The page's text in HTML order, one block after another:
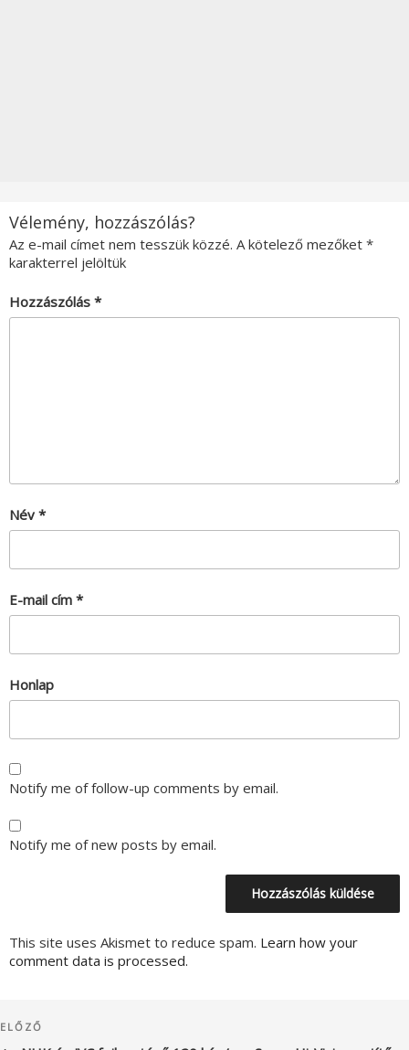
Vélemény, hozzászólás?
Az e-mail címet nem tesszük közzé. A kötelező mezőket *
karakterrel jelöltük
Hozzászólás *
Név *
E-mail cím *
Honlap
Notify me of follow-up comments by email.
Notify me of new posts by email.
This site uses Akismet to reduce spam. Learn how your
comment data is processed.
navigáció
Korábbi
bejegyzés
ELŐZŐ